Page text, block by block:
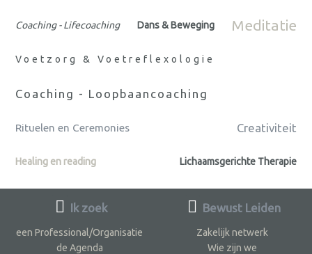
Coaching - Lifecoaching Dans & Beweging Meditatie
Voetzorg & Voetreflexologie
Coaching - Loopbaancoaching
Rituelen en Ceremonies Creativiteit
Healing en reading Lichaamsgerichte Therapie
Ik zoek
een Professional/Organisatie
de Agenda
Bewust Leiden
Zakelijk netwerk
Wie zijn we